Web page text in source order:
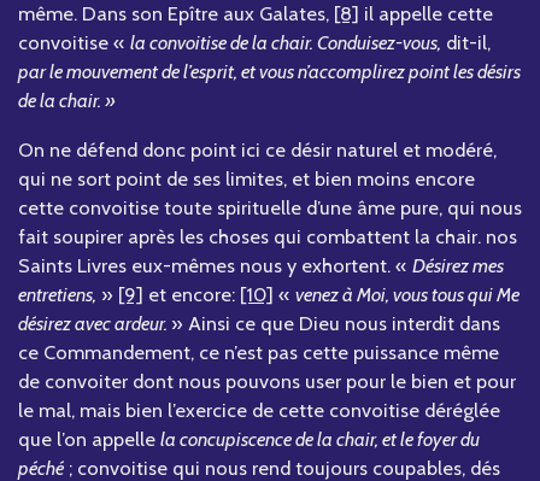
même. Dans son Epître aux Galates, [8] il appelle cette
convoitise « la convoitise de la chair. Conduisez-vous, dit-il,
par le mouvement de l’esprit, et vous n’accomplirez point les désirs
de la chair. »
On ne défend donc point ici ce désir naturel et modéré,
qui ne sort point de ses limites, et bien moins encore
cette convoitise toute spirituelle d’une âme pure, qui nous
fait soupirer après les choses qui combattent la chair. nos
Saints Livres eux-mêmes nous y exhortent. « Désirez mes
entretiens, » [9] et encore: [10] « venez à Moi, vous tous qui Me
désirez avec ardeur. » Ainsi ce que Dieu nous interdit dans
ce Commandement, ce n’est pas cette puissance même
de convoiter dont nous pouvons user pour le bien et pour
le mal, mais bien l’exercice de cette convoitise déréglée
que l’on appelle la concupiscence de la chair, et le foyer du
péché ; convoitise qui nous rend toujours coupables, dés